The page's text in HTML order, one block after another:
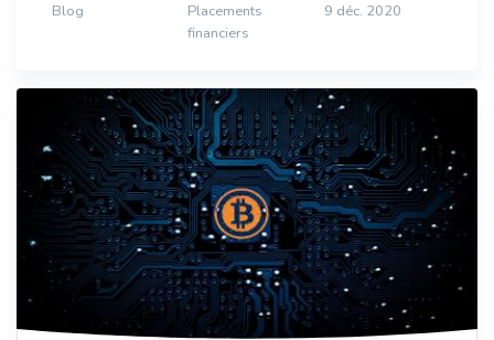
Blog
Placements
financiers
9 déc. 2020